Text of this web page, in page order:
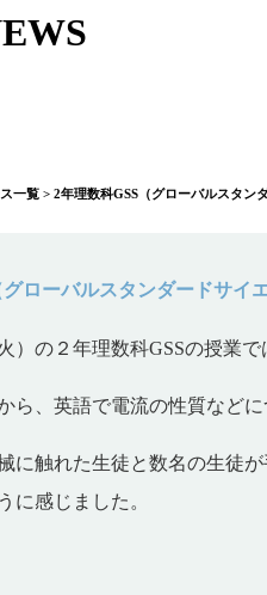
一覧 > 2年理数科GSS（グローバルスタン
ローバルスタンダードサイ
）の２年理数科GSSの授業
ら、英語で電流の性質などに
に触れた生徒と数名の生徒
に感じました。